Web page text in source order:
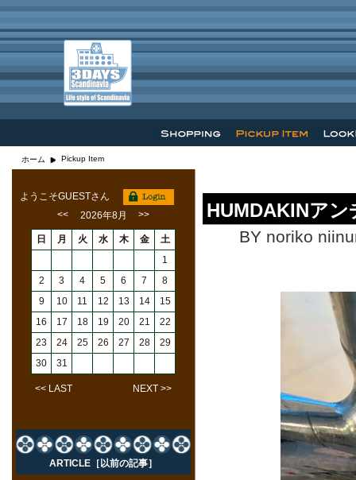
ホーム Pickup Item
HUMDAKINア
BY noriko
ようこそGUESTさん
<<
2026年8月 >>
日 月 火 水 木 金
土
1
2
3 4 5 6 7
8
9
10 11 12 13 14
15
16
17 18 19 20 21
22
23
24 25 26 27 28
29
30
31
<< LAST NEXT >>
ARTICLE［以前の記事］